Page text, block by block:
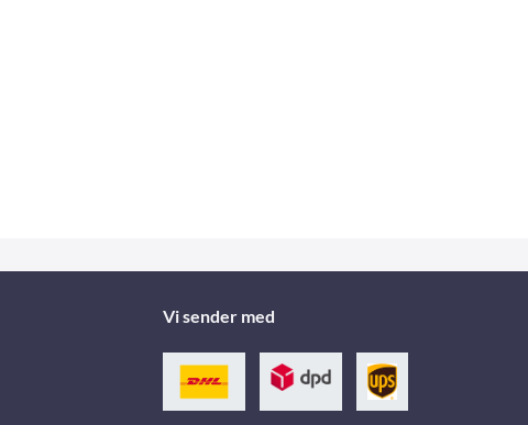
Vi sender med